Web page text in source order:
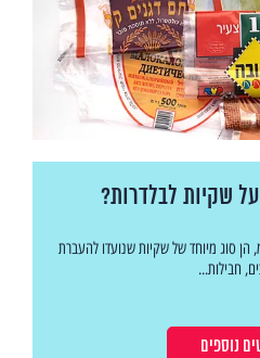
שקיות לבלדרות?
סוג מיוחד של שקיות שנועדו להעברת
חבילות...
נוספים